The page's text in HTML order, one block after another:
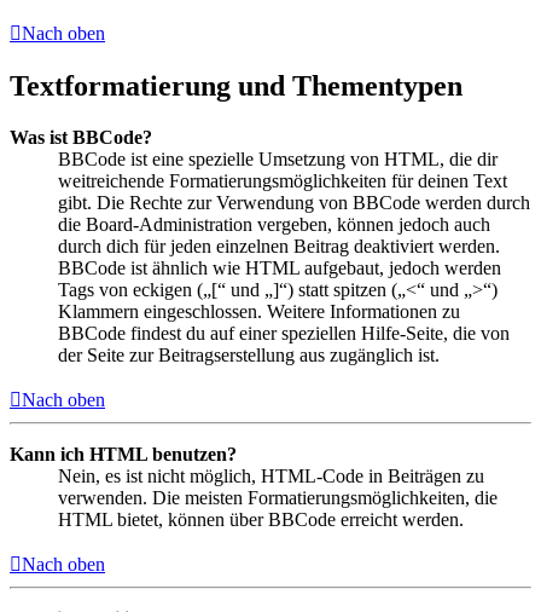
Nach oben
Textformatierung und Thementypen
Was ist BBCode?
BBCode ist eine spezielle Umsetzung von HTML, die dir
weitreichende Formatierungsmöglichkeiten für deinen Text
gibt. Die Rechte zur Verwendung von BBCode werden durch
die Board-Administration vergeben, können jedoch auch
durch dich für jeden einzelnen Beitrag deaktiviert werden.
BBCode ist ähnlich wie HTML aufgebaut, jedoch werden
Tags von eckigen („[“ und „]“) statt spitzen („<“ und „>“)
Klammern eingeschlossen. Weitere Informationen zu
BBCode findest du auf einer speziellen Hilfe-Seite, die von
der Seite zur Beitragserstellung aus zugänglich ist.
Nach oben
Kann ich HTML benutzen?
Nein, es ist nicht möglich, HTML-Code in Beiträgen zu
verwenden. Die meisten Formatierungsmöglichkeiten, die
HTML bietet, können über BBCode erreicht werden.
Nach oben